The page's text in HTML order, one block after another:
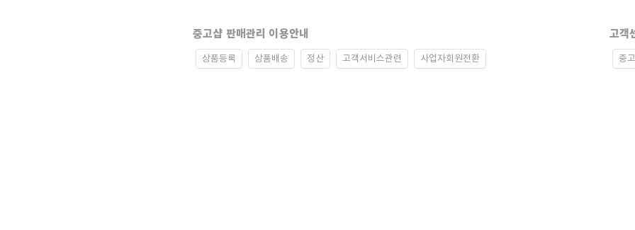
중고샵 판매관리 이용안내
상품등록 상품배송 정산 고객서비스관련 사업자회원전환
고객
중